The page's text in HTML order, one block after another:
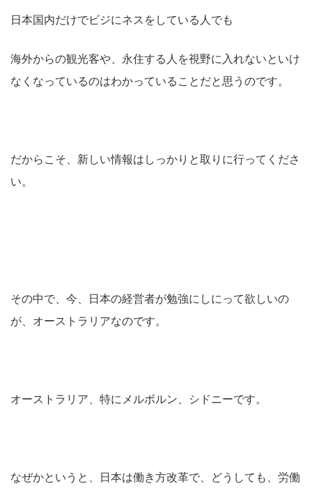
日本国内だけでビジにネスをしている人でも
海外からの観光客や、永住する人を視野に入れないといけ
なくなっているのはわかっていることだと思うのです。
だからこそ、新しい情報はしっかりと取りに行ってくださ
い。
その中で、今、日本の経営者が勉強にしにって欲しいの
が、オーストラリアなのです。
オーストラリア、特にメルボルン、シドニーです。
なぜかというと、日本は働き方改革で、どうしても、労働